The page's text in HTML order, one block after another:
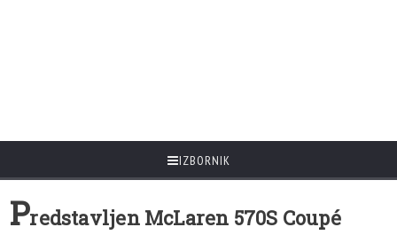
IZBORNIK
Predstavljen McLaren 570S Coupé